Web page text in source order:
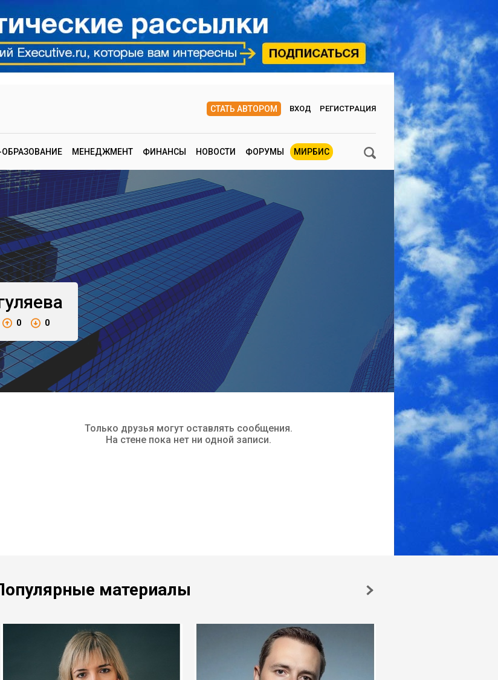
СТАТЬ АВТОРОМ ВХОД РЕГИСТРАЦИЯ
ОБРАЗОВАНИЕ МЕНЕДЖМЕНТ ФИНАНСЫ НОВОСТИ ФОРУМЫ МИРБИС
0 0
Только друзья могут оставлять сообщения.
На стене пока нет ни одной записи.
материалы